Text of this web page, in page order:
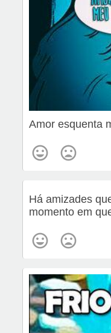
Amor esquenta
Há amizades
momento em